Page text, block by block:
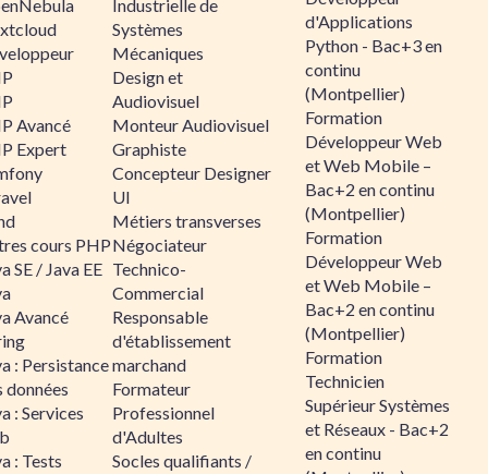
Avancé
Expert
cours PHP
SE / Java EE
Avancé
: Persistance
données
: Services
: Tests
Industrielle de
Systèmes
Mécaniques
Design et
Audiovisuel
Monteur Audiovisuel
Graphiste
Concepteur Designer
UI
Métiers transverses
Négociateur
Technico-
Commercial
Responsable
d'établissement
marchand
Formateur
Professionnel
d'Adultes
Socles qualifiants /
d'Applications
Python - Bac+3 en
continu
(Montpellier)
Formation
Développeur Web
et Web Mobile –
Bac+2 en continu
(Montpellier)
Formation
Développeur Web
et Web Mobile –
Bac+2 en continu
(Montpellier)
Formation
Technicien
Supérieur Systèmes
et Réseaux - Bac+2
en continu